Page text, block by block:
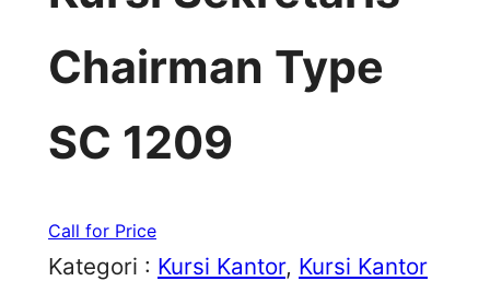
Chairman Type
SC 1209
Call for Price
Kategori : Kursi Kantor, Kursi Kantor